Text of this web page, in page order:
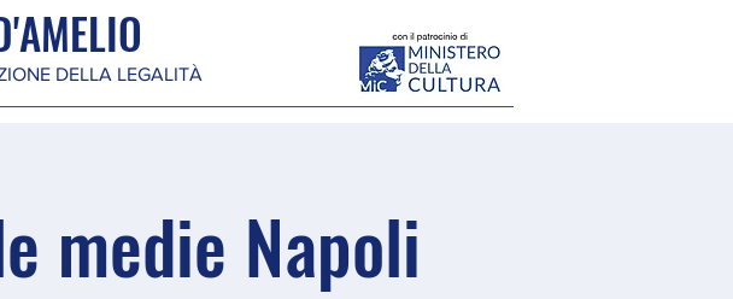
DELLA LEGALITÀ
medie Napoli